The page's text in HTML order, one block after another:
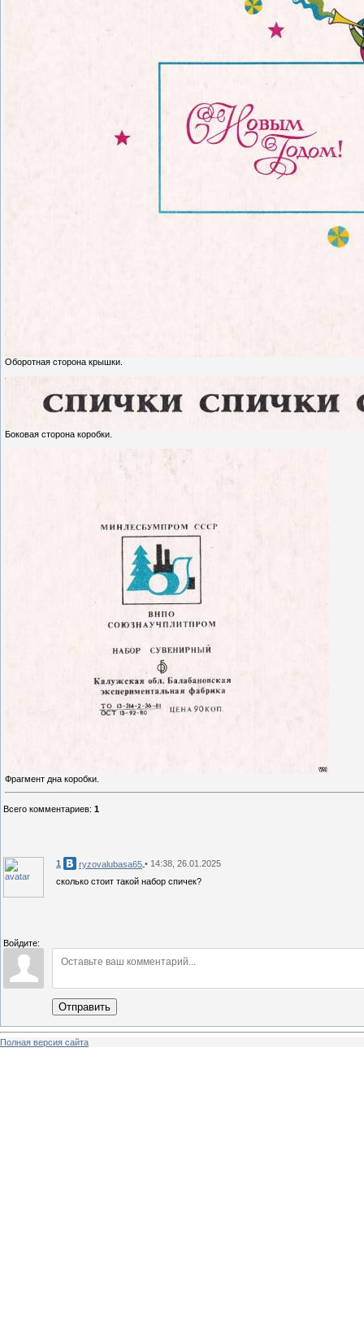
Оборотная сторона крышки.
Боковая сторона коробки.
Фрагмент дна коробки.
Всего комментариев: 1
1 ryzovalubasa65 • 14:38, 26.01.2025
сколько стоит такой набор спичек?
Войдите:
Отправить
Полная версия сайта